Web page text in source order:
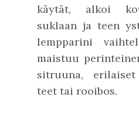
käytät, alkoi
suklaan ja teen
lempparini
maistuu
sitruuna,
teet tai rooibos.